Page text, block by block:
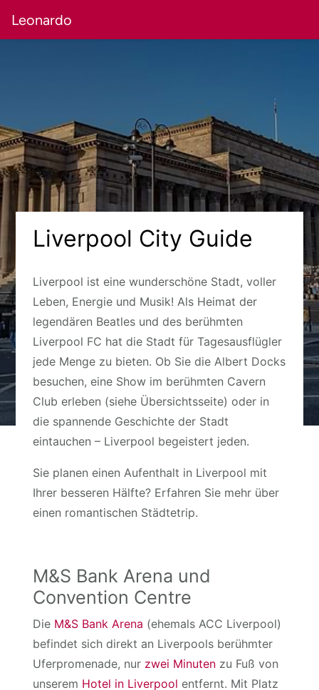
Leonardo
Liverpool City Guide
Liverpool ist eine wunderschöne Stadt, voller
Leben, Energie und Musik! Als Heimat der
legendären Beatles und des berühmten
Liverpool FC hat die Stadt für Tagesausflügler
jede Menge zu bieten. Ob Sie die Albert Docks
besuchen, eine Show im berühmten Cavern
Club erleben (siehe Übersichtsseite) oder in
die spannende Geschichte der Stadt
eintauchen – Liverpool begeistert jeden.
Sie planen einen Aufenthalt in Liverpool mit
Ihrer besseren Hälfte? Erfahren Sie mehr über
einen romantischen Städtetrip.
M&S Bank Arena und
Convention Centre
Die M&S Bank Arena (ehemals ACC Liverpool)
befindet sich direkt an Liverpools berühmter
Uferpromenade, nur zwei Minuten zu Fuß von
unserem Hotel in Liverpool entfernt. Mit Platz